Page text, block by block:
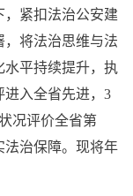
紧扣法治公安建
将法治思维与法
水平持续提升，执
进入全省先进，3
况评价全省第
法治保障。现将年